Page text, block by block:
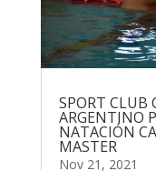
SPORT CLUB
ARGENTINO
NATACIÓN
MASTER
Nov 21, 2021